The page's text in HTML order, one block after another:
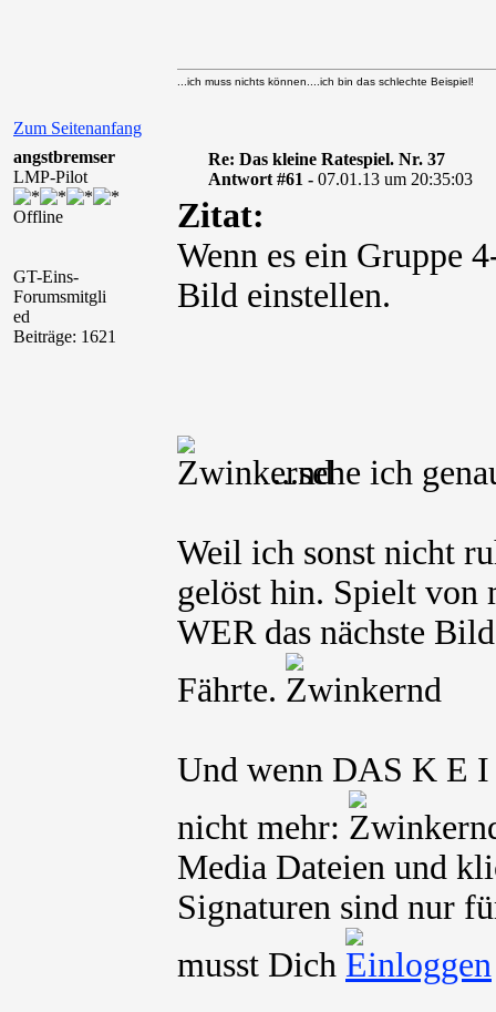
Zum Seitenanfang
...ich muss nichts können....ich bin das schlechte Beispiel!
angstbremser
LMP-Pilot
Offline
GT-Eins-
Forumsmitgli
ed
Beiträge: 1621
Re: Das kleine Ratespiel. Nr. 37
Antwort #61 - 07.01.13 um 20:35:03
Zitat:
Wenn es ein Gruppe
Bild einstellen.
...sehe ich
Weil ich sonst nicht
gelöst hin. Spielt von
WER das nächste
Fährte.
Und wenn DAS K E I
nicht mehr:
Media Dateien und
Signaturen sind nur
musst Dich